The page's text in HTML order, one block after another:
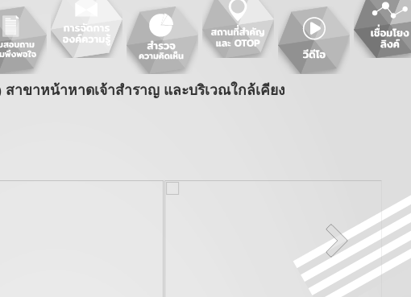
าขาหน้าหาดเจ้าสำราญ และบริเวณใกล้เคียง